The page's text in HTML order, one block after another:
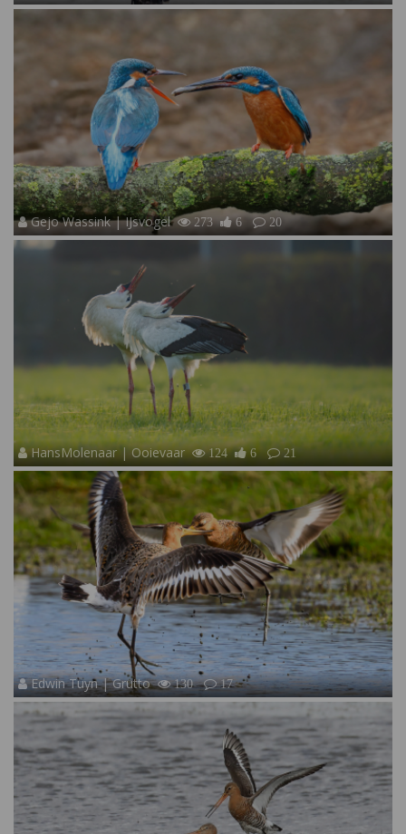
Gejo Wassink | IJsvogel 273 6 20
HansMolenaar | Ooievaar 124 6 21
Edwin Tuyn | Grutto 130 17